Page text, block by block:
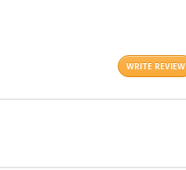
WRITE REVIEW